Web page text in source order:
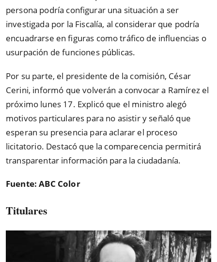
persona podría configurar una situación a ser
investigada por la Fiscalía, al considerar que podría
encuadrarse en figuras como tráfico de influencias o
usurpación de funciones públicas.
Por su parte, el presidente de la comisión, César
Cerini, informó que volverán a convocar a Ramírez el
próximo lunes 17. Explicó que el ministro alegó
motivos particulares para no asistir y señaló que
esperan su presencia para aclarar el proceso
licitatorio. Destacó que la comparecencia permitirá
transparentar información para la ciudadanía.
Fuente: ABC Color
Titulares